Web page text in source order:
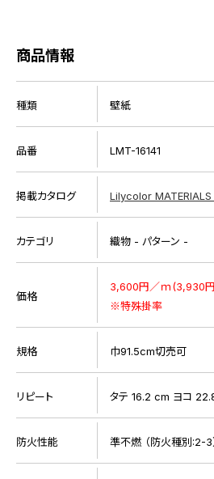
商品情報
種類 壁紙
品番 LMT-16141
掲載カタログ Lilycolor
カテゴリ 織物 - パターン -
価格
3,600円／ｍ(3,930円
※特殊掛率
規格 巾91.5cm切売可
リピート タテ 16.2 cm ヨコ
防火性能 準不燃 （防火種別:2-3